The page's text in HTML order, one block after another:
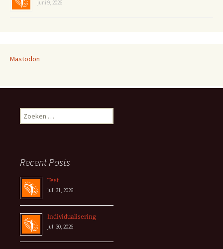
juni 9, 2026
Mastodon
Zoeken
naar:
Recent Posts
Test
juli 31, 2026
Individualisering
juli 30, 2026